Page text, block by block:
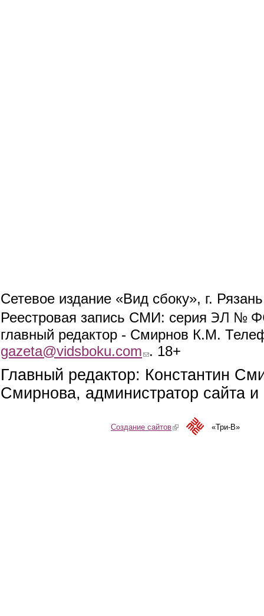
Сетевое издание «Вид сбоку», г.
Реестровая запись СМИ: серия ЭЛ №
главный редактор - Смирнов К.М.
gazeta@vidsboku.com (link sends e-mail)
. 18+
Главный редактор: Константин
Смирнова, администратор сайта
Создание сайтов(link is external)«Три-В»